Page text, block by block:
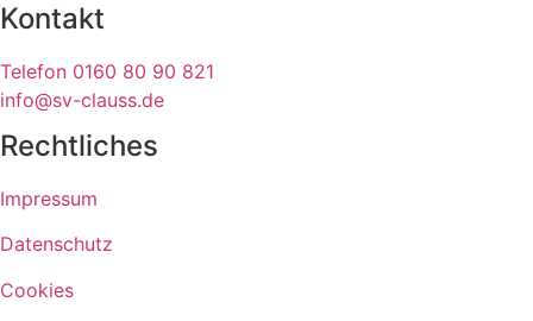
Kontakt
Telefon 0160 80 90 821
info@sv-clauss.de
Rechtliches
Impressum
Datenschutz
Cookies